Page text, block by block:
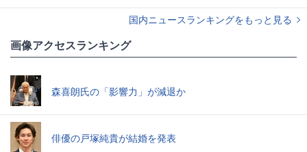
国内ニュースランキングをもっと見る
画像アクセスランキング
森喜朗氏の「影響力」が減退か
俳優の戸塚純貴が結婚を発表